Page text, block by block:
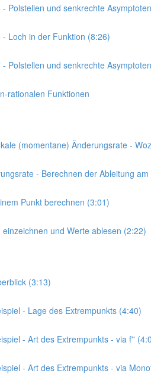
Polstellen und senkrechte
Loch in der Funktion (8:26)
Polstellen und senkrechte
rationalen Funktionen
(momentane) Änderungsrate -
- Berechnen der Ableitung
Punkt berechnen (3:01)
und Werte ablesen (2:22)
(3:13)
- Lage des Extrempunkts (4:40)
- Art des Extrempunkts - via f''
- Art des Extrempunkts - via